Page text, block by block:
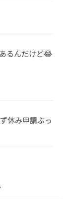
るんだけど😂
休み申請ぶっ